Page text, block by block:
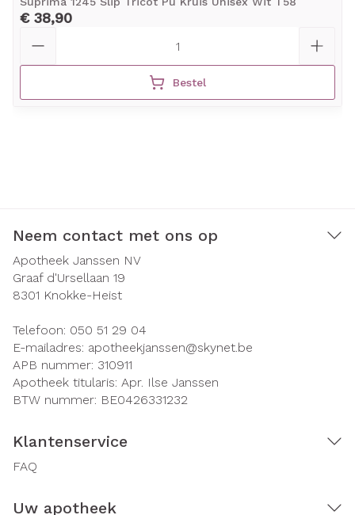
€ 38,90
Bestel
Neem contact met ons op
Apotheek Janssen NV
Graaf d'Ursellaan 19
8301 Knokke-Heist
Telefoon: 050 51 29 04
E-mailadres: apotheekjanssen@skynet.be
APB nummer: 310911
Apotheek titularis: Apr. Ilse Janssen
BTW nummer: BE0426331232
Klantenservice
FAQ
Uw apotheek